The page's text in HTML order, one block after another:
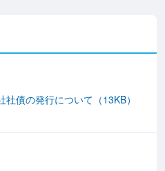
社債の発行について（13KB）